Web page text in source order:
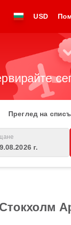
USD
Преглед на
г.